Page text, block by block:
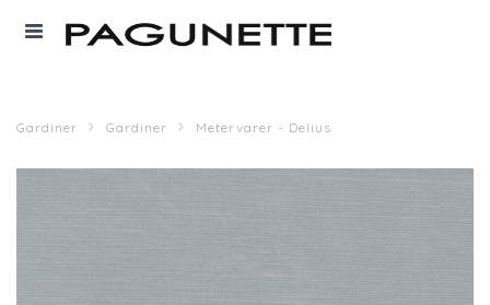
Gardiner Gardiner Metervarer - Delius